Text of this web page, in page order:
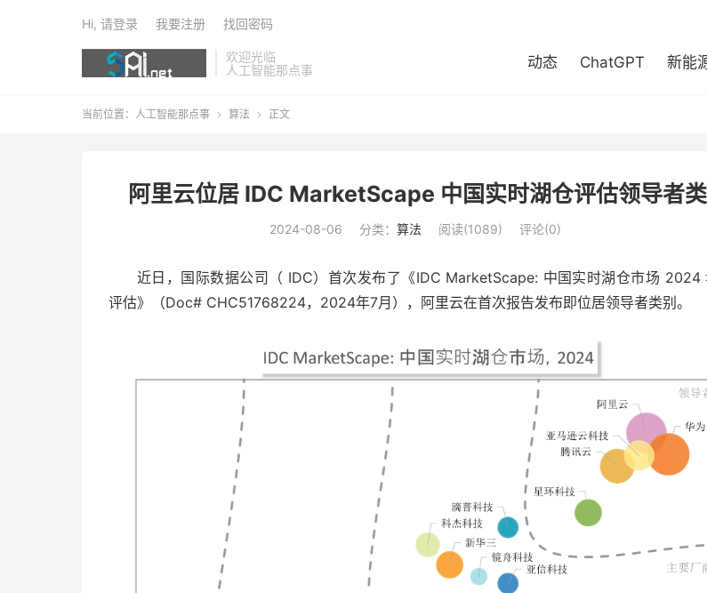
欢迎光临
人工智能那点事
动态 ChatGPT 新能
Hi, 请登录 我要注册 找回密码
当前位置： 人工智能那点事  算法  正文
阿里云位居 IDC MarketScape 中国实时湖仓评估领导者
2024-08-06 分类： 算法 阅读(1089) 评论(0)
近日，国际数据公司（ IDC）首次发布了《IDC MarketScape: 中国实时湖仓市场 2024
评估》（Doc# CHC51768224，2024年7月），阿里云在首次报告发布即位居领导者类别。